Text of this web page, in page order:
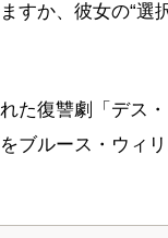
すか、彼女の“選
た復讐劇「デス
ブルース・ウィ